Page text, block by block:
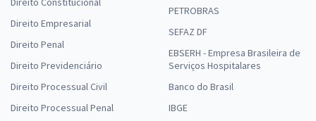
Direito Empresarial
Direito Penal
Direito Previdenciário
Direito Processual Civil
Direito Processual Penal
PETROBRAS
SEFAZ DF
EBSERH - Empresa Brasileira de
Serviços Hospitalares
Banco do Brasil
IBGE